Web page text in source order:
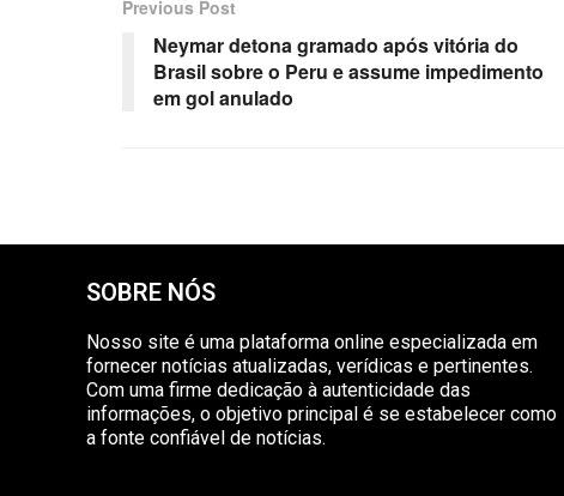
Previous Post
Neymar detona gramado após vitória do
Brasil sobre o Peru e assume impedimento
em gol anulado
SOBRE NÓS
Nosso site é uma plataforma online especializada em
fornecer notícias atualizadas, verídicas e pertinentes.
Com uma firme dedicação à autenticidade das
informações, o objetivo principal é se estabelecer como
a fonte confiável de notícias.